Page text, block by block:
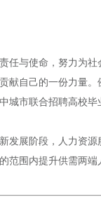
任与使命，努力为
献自己的一份力量
城市联合招聘高校
发展阶段，人力资
范围内提升供需两端